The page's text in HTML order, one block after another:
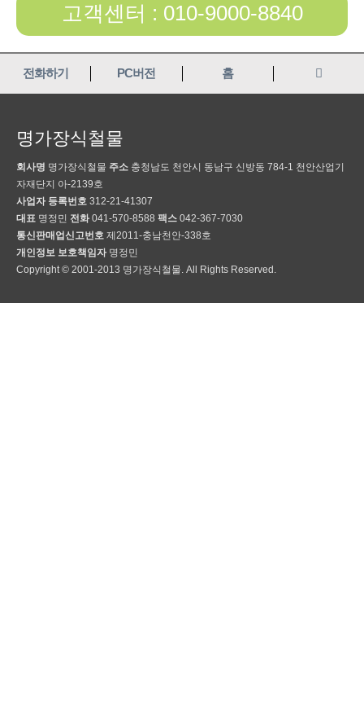
고객센터 : 010-9000-8840
전화하기 PC버전 홈
명가장식철물
회사명 명가장식철물 주소 충청남도 천안시 동남구 신방동 784-1 천안산업기
자재단지 아-2139호
사업자 등록번호 312-21-41307
대표 명정민 전화 041-570-8588 팩스 042-367-7030
통신판매업신고번호 제2011-충남천안-338호
개인정보 보호책임자 명정민
Copyright © 2001-2013 명가장식철물. All Rights Reserved.